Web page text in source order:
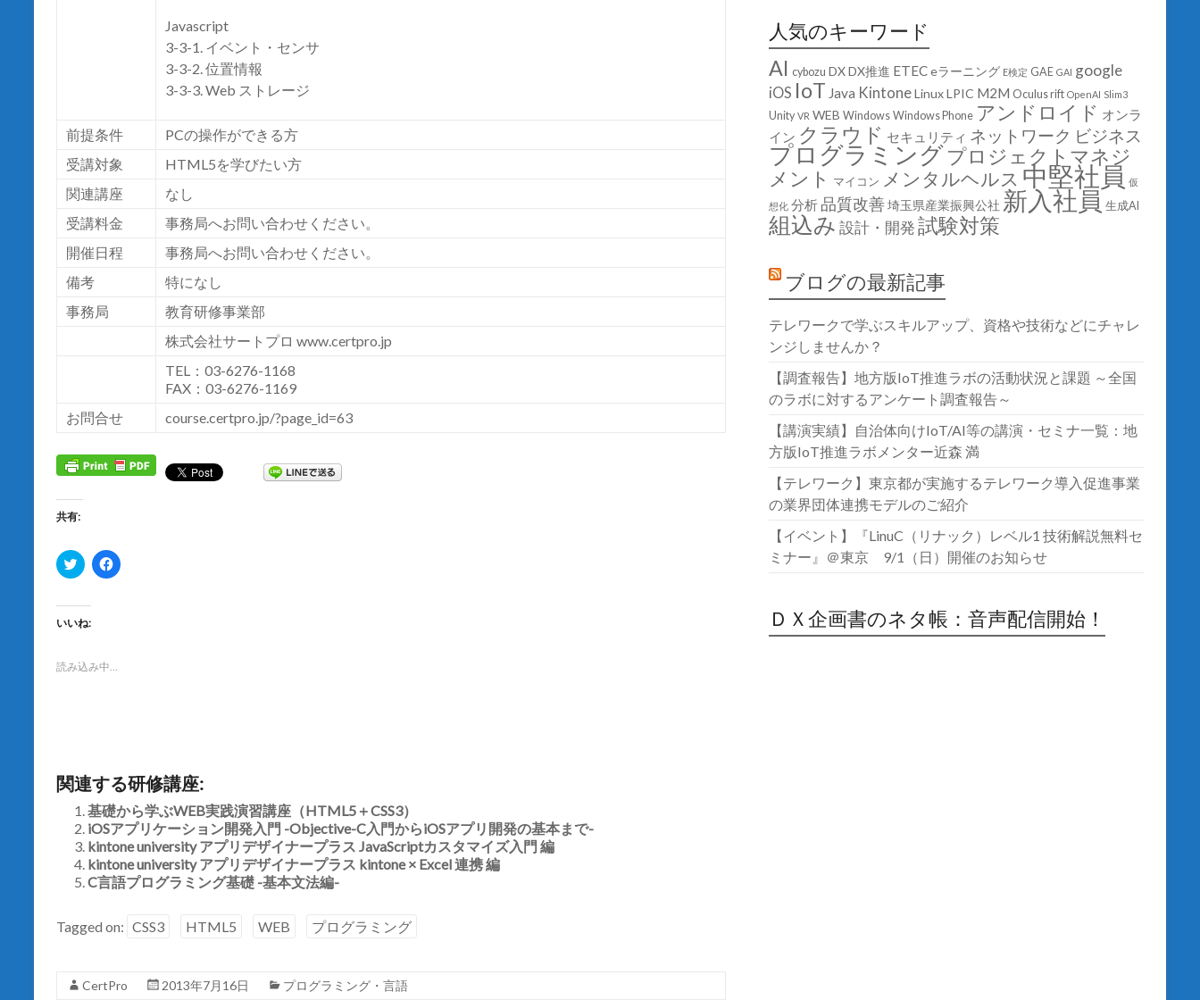
Javascript
3-3-1. イベント・センサ
3-3-2. 位置情報
3-3-3. Web ストレージ
前提条件 PCの操作ができる方
受講対象
HTML5を学びたい方
関連講座
なし
受講料金
事務局へお問い合わせください。
開催日程
事務局へお問い合わせください。
備考
特になし
事務局
教育研修事業部
株式会社サートプロ www.certpro.jp
TEL：03-6276-1168
FAX：03-6276-1169
お問合せ
course.certpro.jp/?page_id=63
共有:
ク
リ
し
て
T
t
し
い
ウ
ィ
ン
ド
ウ
で
開
き
ま
F
a
共
し
て
く
だ
さ
い
(
新
し
い
ン
ド
き
ま
いいね:
読み込み中…
関連する研修講座:
基礎から学ぶWEB実践演習講座（HTML5＋CSS3）
iOSアプリケーション開発入門 -Objective-C入門からiOSアプリ開発の基本まで-
kintone university アプリデザイナープラス JavaScriptカスタマイズ入門 編
kintone university アプリデザイナープラス kintone × Excel 連携 編
C言語プログラミング基礎 -基本文法編-
Tagged on: CSS3 HTML5 WEB プログラミング
CertPro 2013年7月16日 プログラミング・言語
人気のキーワード
AI cybozu DXDX推進 ETECeラーニング E検定 GAE GAI google
iOS IoT Java KintoneLinuxLPIC M2M Oculus rift OpenAI Slim3
Unity VR WEB Windows Windows Phone アンドロイド オンラ
イン クラウド セキュリティ ネットワーク ビジネス
プログラミングプロジェクトマネジ
メント
マイコン メンタルヘルス 中堅社員 仮
想化 分析 品質改善埼玉県産業振興公社 新入社員 生成AI
組込み 設計・開発試験対策
ブログの最新記事
テレワークで学ぶスキルアップ、資格や技術などにチャレ
ンジしませんか？
【調査報告】地方版IoT推進ラボの活動状況と課題 ～全国
のラボに対するアンケート調査報告～
【講演実績】自治体向けIoT/AI等の講演・セミナ一覧：地
方版IoT推進ラボメンター近森 満
【テレワーク】東京都が実施するテレワーク導入促進事業
の業界団体連携モデルのご紹介
【イベント】『LinuC（リナック）レベル1 技術解説無料セ
ミナー』＠東京 9/1（日）開催のお知らせ
ＤＸ企画書のネタ帳：音声配信開始！